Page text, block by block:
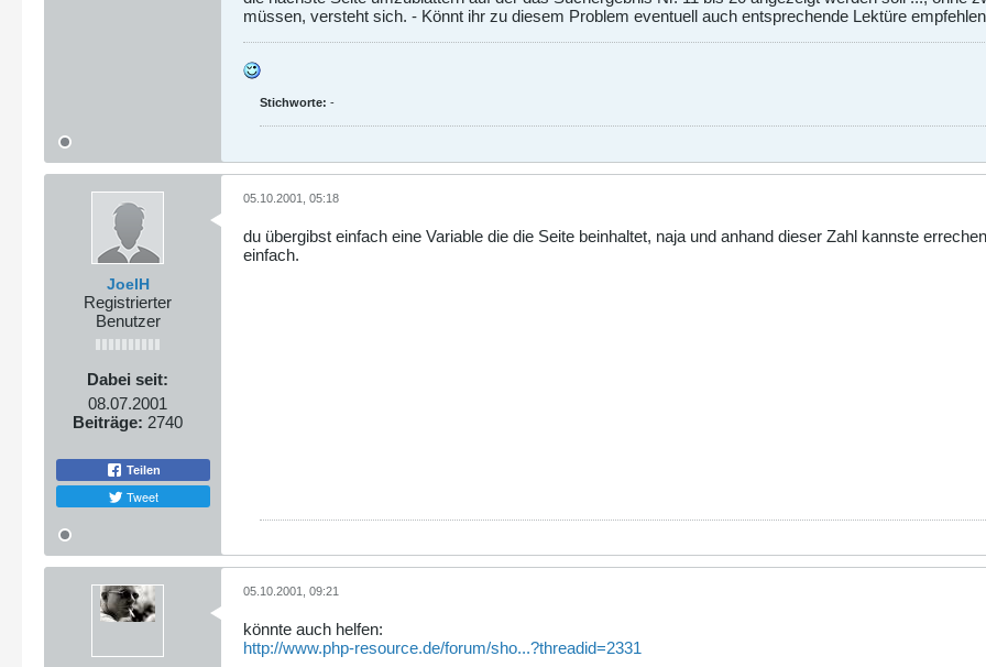
müssen, versteht sich. - Könnt ihr zu diesem Problem eventuell auch entsprechende Lektüre
Stichworte: -
JoelH
Registrierter
Benutzer
Dabei seit:
08.07.2001
Beiträge: 2740
Teilen
Tweet
05.10.2001, 05:18
du übergibst einfach eine Variable die die Seite beinhaltet, naja und anhand dieser Zahl kannste
einfach.
05.10.2001, 09:21
könnte auch helfen:
http://www.php-resource.de/forum/sho...?threadid=2331